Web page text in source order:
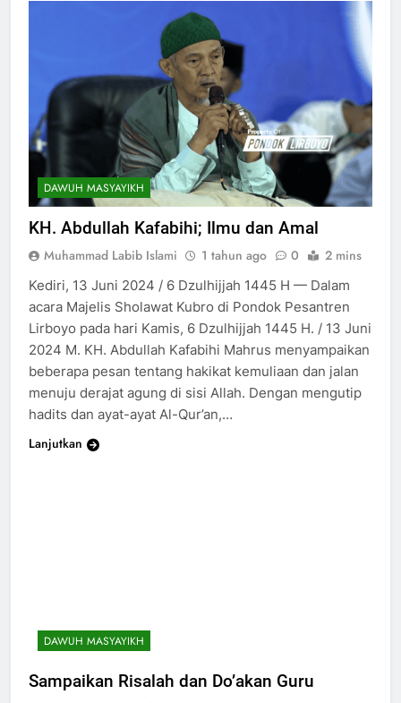
DAWUH MASYAYIKH
KH. Abdullah Kafabihi; Ilmu dan Amal
Muhammad Labib Islami 1 tahun ago 0 2 mins
Kediri, 13 Juni 2024 / 6 Dzulhijjah 1445 H — Dalam
acara Majelis Sholawat Kubro di Pondok Pesantren
Lirboyo pada hari Kamis, 6 Dzulhijjah 1445 H. / 13 Juni
2024 M. KH. Abdullah Kafabihi Mahrus menyampaikan
beberapa pesan tentang hakikat kemuliaan dan jalan
menuju derajat agung di sisi Allah. Dengan mengutip
hadits dan ayat-ayat Al-Qur’an,…
Lanjutkan
DAWUH MASYAYIKH
Sampaikan Risalah dan Do’akan Guru